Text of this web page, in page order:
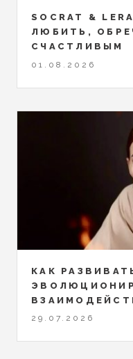
SOCRAT &
ЛЮБИТЬ,
СЧАСТЛИВЫМ
01.08.2026
КАК
29.07.2026